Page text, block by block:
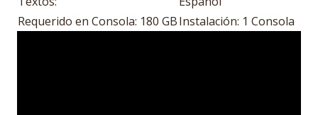
Requerido en Consola: 180 GBInstalación: 1 Consola